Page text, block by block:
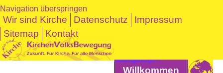
Navigation überspringen
Wir sind Kirche Datenschutz
Impressum
Sitemap
Kontakt
Navigation überspringen
Willkommen